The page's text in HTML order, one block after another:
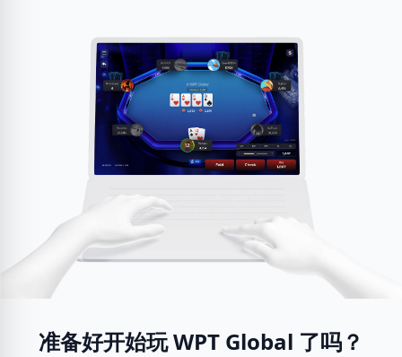
准备好开始玩 WPT Global 了吗？